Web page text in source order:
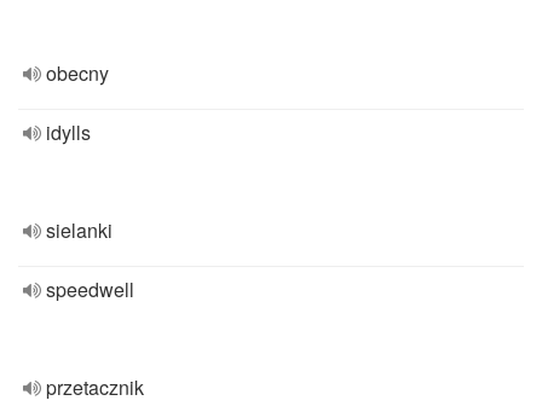
obecny
idylls
sielanki
speedwell
przetacznik